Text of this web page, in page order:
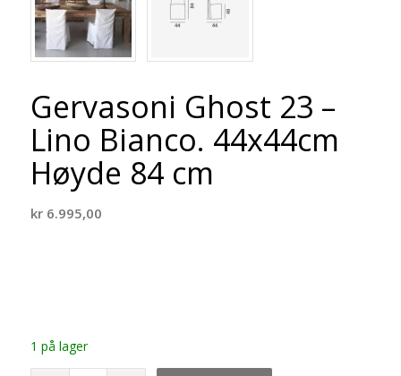
Gervasoni Ghost 23 –
Lino Bianco. 44x44cm
Høyde 84 cm
kr6.995,00
1 på lager